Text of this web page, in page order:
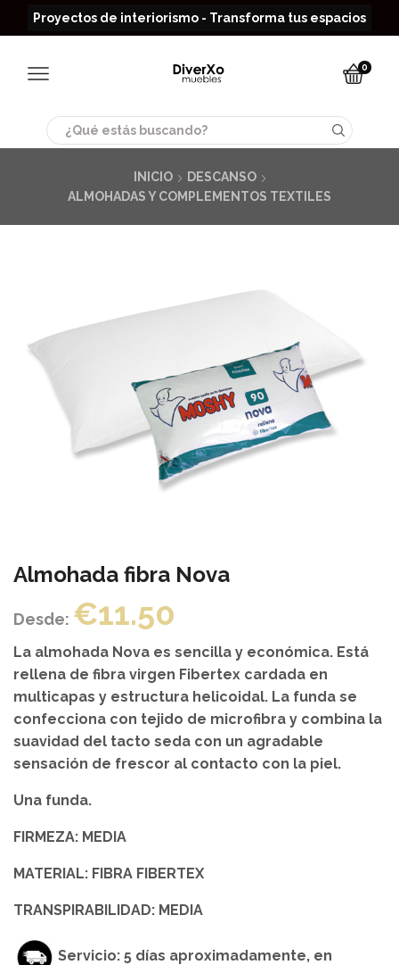
Proyectos de interiorismo - Transforma tus espacios
0
Search
INICIO
DESCANSO
ALMOHADAS Y COMPLEMENTOS TEXTILES
Almohada fibra Nova
Desde: €11.50
La almohada Nova es sencilla y económica. Está
rellena de fibra virgen Fibertex cardada en
multicapas y estructura helicoidal. La funda se
confecciona con tejido de microfibra y combina la
suavidad del tacto seda con un agradable
sensación de frescor al contacto con la piel.
Una funda.
FIRMEZA: MEDIA
MATERIAL: FIBRA FIBERTEX
TRANSPIRABILIDAD: MEDIA
Servicio: 5 días aproximadamente, en